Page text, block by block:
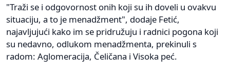
"Traži se i odgovornost onih koji su ih doveli u ovakvu
situaciju, a to je menadžment", dodaje Fetić,
najavljujući kako im se pridružuju i radnici pogona koji
su nedavno, odlukom menadžmenta, prekinuli s
radom: Aglomeracija, Čeličana i Visoka peć.